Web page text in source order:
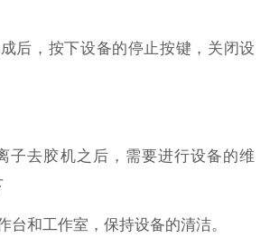
后，按下设备的停止按键，关闭设
子去胶机之后，需要进行设备的维
台和工作室，保持设备的清洁。